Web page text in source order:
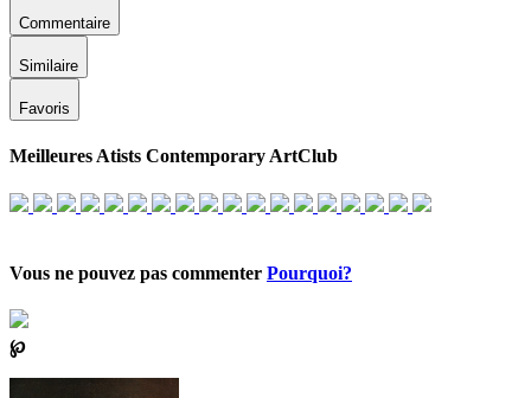
Commentaire
Similaire
Favoris
Meilleures Atists Contemporary ArtClub
Vous ne pouvez pas commenter Pourquoi?
℘